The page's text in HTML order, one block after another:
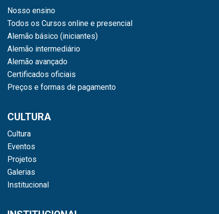
Nosso ensino
Todos os Cursos online e presencial
Alemão básico (iniciantes)
Alemão intermediário
Alemão avançado
Certificados oficiais
Preços e formas de pagamento
CULTURA
Cultura
Eventos
Projetos
Galerias
Institucional